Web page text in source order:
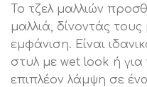
Το τζελ μαλλιών
μαλλιά, δίνοντάς
εμφάνιση. Είναι
στυλ με wet look ή
επιπλέον λάμψη σε